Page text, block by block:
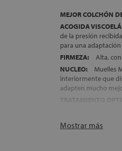
MEJOR COLCHÓN
ACOGIDA
de la presión
para una
FIRMEZA:
Alta,
NUCLEO:
Muelles
interiormente que
adapten mucho
CATEGORÍA:
Mostrar más